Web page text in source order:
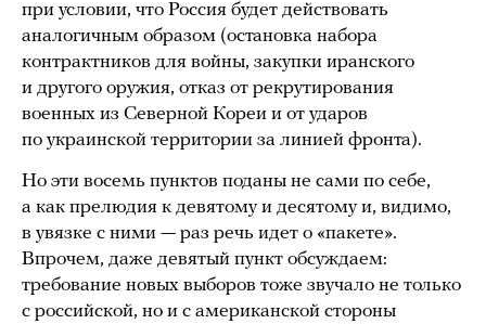
при условии, что Россия будет действовать
аналогичным образом (остановка набора
контрактников для войны, закупки иранского
и другого оружия, отказ от рекрутирования
военных из Северной Кореи и от ударов
по украинской территории за линией фронта).
Но эти восемь пунктов поданы не сами по себе,
а как прелюдия к девятому и десятому и, видимо,
в увязке с ними — раз речь идет о «пакете».
Впрочем, даже девятый пункт обсуждаем:
требование новых выборов тоже звучало не только
с российской, но и с американской стороны